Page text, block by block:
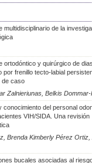
multidisciplinario de la
ortodóntico y quirúrgico de
por frenillo tecto-labial
de caso
Zalnieriunas, Belkis
conocimiento del personal
VIH/SIDA. Una revisión
Brenda Kimberly Pérez
bucales asociadas al